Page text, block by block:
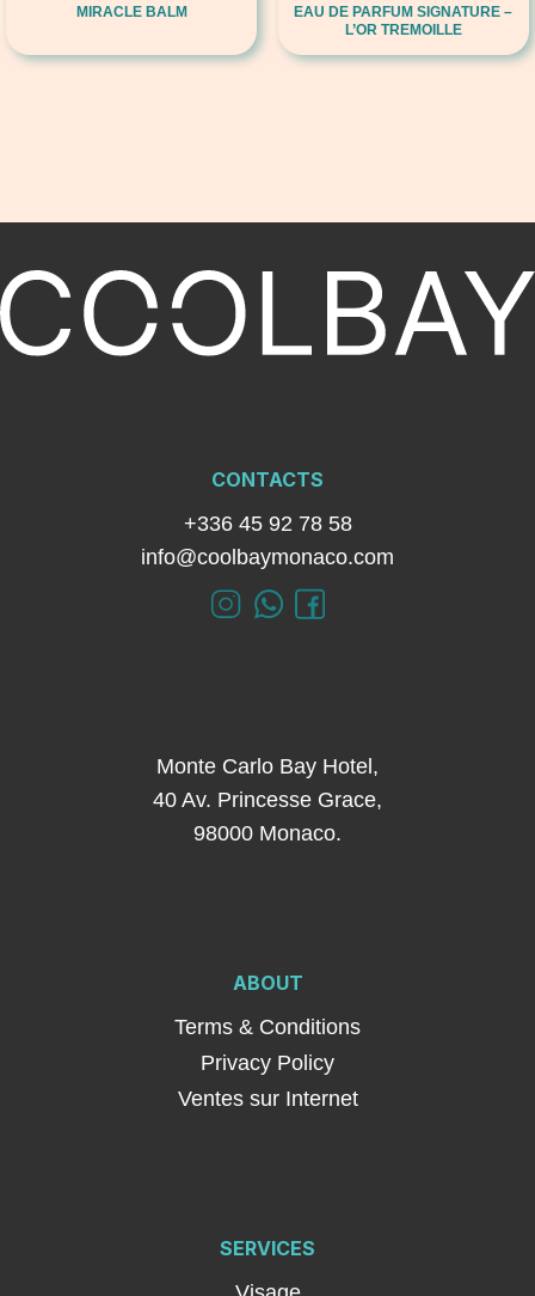
MIRACLE BALM
EAU DE PARFUM SIGNATURE –
L’OR TREMOILLE
CONTACTS
+336 45 92 78 58
info@coolbaymonaco.com
Monte Carlo Bay Hotel,
40 Av. Princesse Grace,
98000 Monaco.
ABOUT
Terms & Conditions
Privacy Policy
Ventes sur Internet
SERVICES